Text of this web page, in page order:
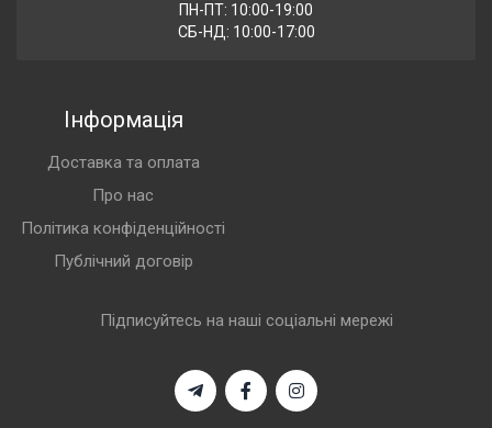
ПН-ПТ: 10:00-19:00
СБ-НД: 10:00-17:00
Інформація
Доставка та оплата
Про нас
Політика конфіденційності
Публічний договір
Підписуйтесь на наші соціальні мережі